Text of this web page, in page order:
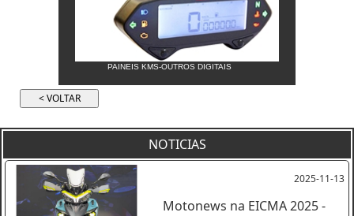
PAINEIS KMS-OUTROS DIGITAIS
NOTICIAS
2025-11-13
Motonews na EICMA 2025 -